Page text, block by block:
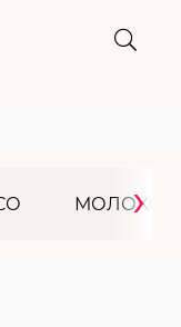
МОЛОКО
›